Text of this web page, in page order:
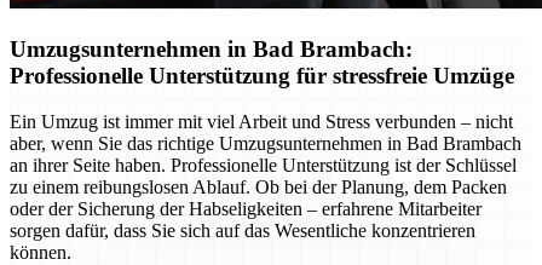
Umzugsunternehmen in Bad Brambach:
Professionelle Unterstützung für stressfreie Umzüge
Ein Umzug ist immer mit viel Arbeit und Stress verbunden – nicht
aber, wenn Sie das richtige Umzugsunternehmen in Bad Brambach
an ihrer Seite haben. Professionelle Unterstützung ist der Schlüssel
zu einem reibungslosen Ablauf. Ob bei der Planung, dem Packen
oder der Sicherung der Habseligkeiten – erfahrene Mitarbeiter
sorgen dafür, dass Sie sich auf das Wesentliche konzentrieren
können.